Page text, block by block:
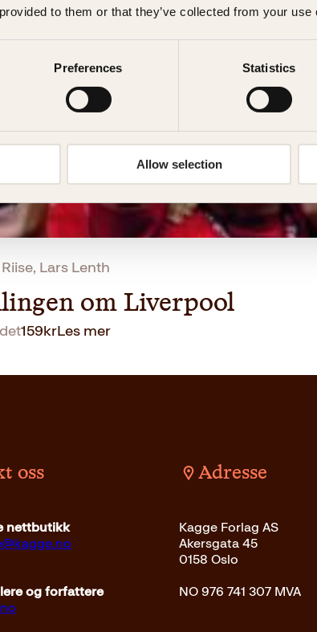
to them or that they’ve collected from your
Preferences Statistics
Allow selection
Lars Lenth
om Liverpool
159krLes mer
oss
nettbutikk
og forfattere
Adresse
Kagge Forlag AS
Akersgata 45
0158 Oslo
NO 976 741 307 MVA